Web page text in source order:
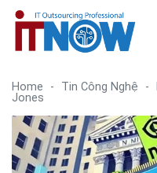
Home - Tin Công Nghệ -
Jones